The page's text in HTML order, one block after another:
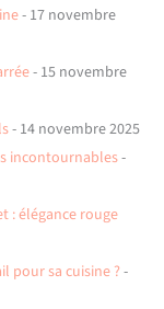
- 17 novembre
- 15 novembre
- 14 novembre 2025
incontournables-
: élégance rouge
pour sa cuisine ?-